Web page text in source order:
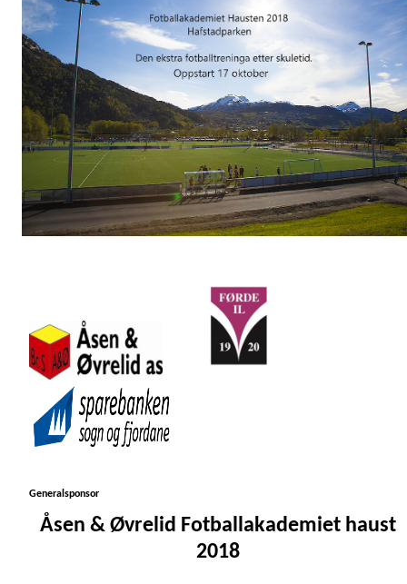
Generalsponsor
Åsen & Øvrelid Fotballakademiet haust
2018